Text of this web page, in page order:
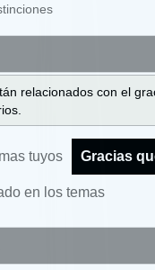
relacionados con el
tuyos Gracias
en los temas